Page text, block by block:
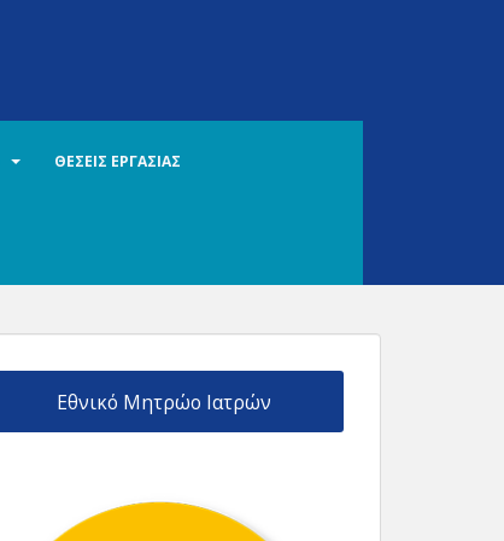
ΘΕΣΕΙΣ ΕΡΓΑΣΙΑΣ
Εθνικό Μητρώο Ιατρών